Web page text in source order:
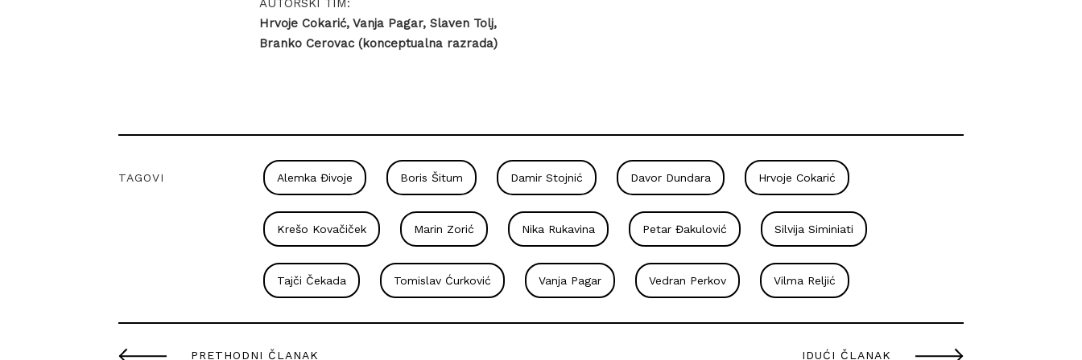
AUTORSKI TIM:
Hrvoje Cokarić, Vanja Pagar, Slaven Tolj,
Branko Cerovac (konceptualna razrada)
TAGOVI Alemka Đivoje Boris Šitum Damir Stojnić Davor Dundara Hrvoje Cokarić
Krešo Kovačiček Marin Zorić Nika Rukavina Petar Đakulović Silvija Siminiati
Tajči Čekada Tomislav Ćurković Vanja Pagar Vedran Perkov Vilma Reljić
PRETHODNI ČLANAK IDUĆI ČLANAK